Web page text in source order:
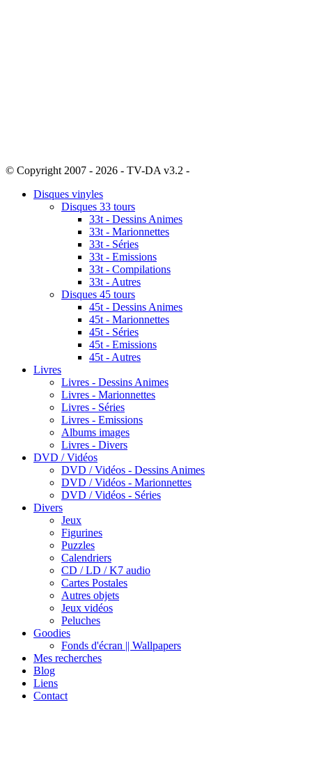
© Copyright 2007 - 2026 - TV-DA v3.2 -
Disques vinyles
Disques 33 tours
33t - Dessins Animes
33t - Marionnettes
33t - Séries
33t - Emissions
33t - Compilations
33t - Autres
Disques 45 tours
45t - Dessins Animes
45t - Marionnettes
45t - Séries
45t - Emissions
45t - Autres
Livres
Livres - Dessins Animes
Livres - Marionnettes
Livres - Séries
Livres - Emissions
Albums images
Livres - Divers
DVD / Vidéos
DVD / Vidéos - Dessins Animes
DVD / Vidéos - Marionnettes
DVD / Vidéos - Séries
Divers
Jeux
Figurines
Puzzles
Calendriers
CD / LD / K7 audio
Cartes Postales
Autres objets
Jeux vidéos
Peluches
Goodies
Fonds d'écran || Wallpapers
Mes recherches
Blog
Liens
Contact